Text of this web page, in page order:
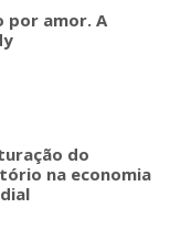
por amor. A
do
na economia